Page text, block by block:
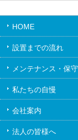
HOME
設置までの流れ
メンテナンス・保守
私たちの自慢
会社案内
法人の皆様へ